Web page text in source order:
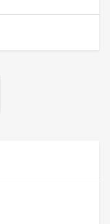
$1,565.00.